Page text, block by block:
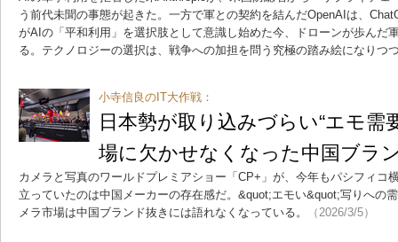
う前代未聞の事態が起きた。一方で軍との契約を結んだOpenAIは、
がAIの「平和利用」を選択肢として意識し始めた今、ドローンが歩んだ
る。テクノロジーの選択は、戦争への加担を問う究極の踏み絵になりつ
小寺信良のIT大作戦：
日本勢が取り込みづらい“エモ
場に欠かせなくなった中国ブラ
カメラと写真のワールドプレミアショー「CP+」が、今年もパシフィコ
立っていたのは中国メーカーの存在感だ。&quot;エモい&quot;写りへの
メラ市場は中国ブランド抜きには語れなくなっている。
（2026/3/5）